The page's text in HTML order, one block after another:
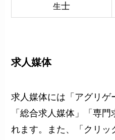
生士
求人媒体
求人媒体には「アグリゲ
「総合求人媒体」「専
れます。また、「クリッ